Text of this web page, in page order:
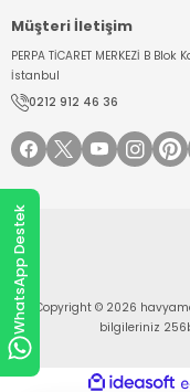
Müşteri İletişim
PERPA TİCARET MERKEZİ B
İstanbul
0212 912 46 36
Copyright © 2026
bilgileriniz
WhatsApp Destek